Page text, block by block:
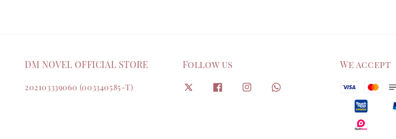
DM NOVEL OFFICIAL STORE
202103339060 (003340585-T)
Follow us We accept